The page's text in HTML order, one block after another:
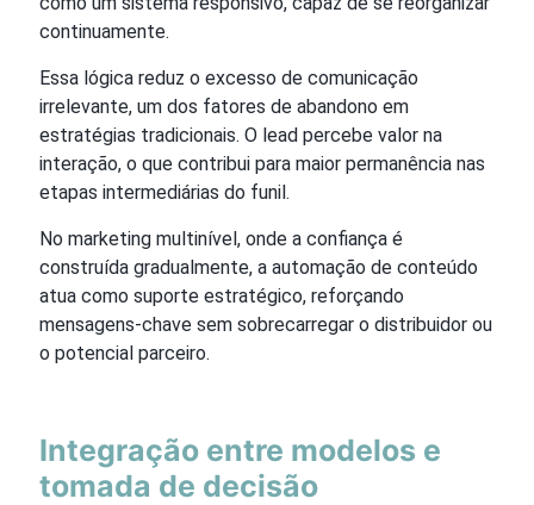
continuamente.
Essa lógica reduz o excesso de comunicação
irrelevante, um dos fatores de abandono em
estratégias tradicionais. O lead percebe valor na
interação, o que contribui para maior permanência nas
etapas intermediárias do funil.
No marketing multinível, onde a confiança é
construída gradualmente, a automação de conteúdo
atua como suporte estratégico, reforçando
mensagens-chave sem sobrecarregar o distribuidor ou
o potencial parceiro.
Integração entre modelos e
tomada de decisão